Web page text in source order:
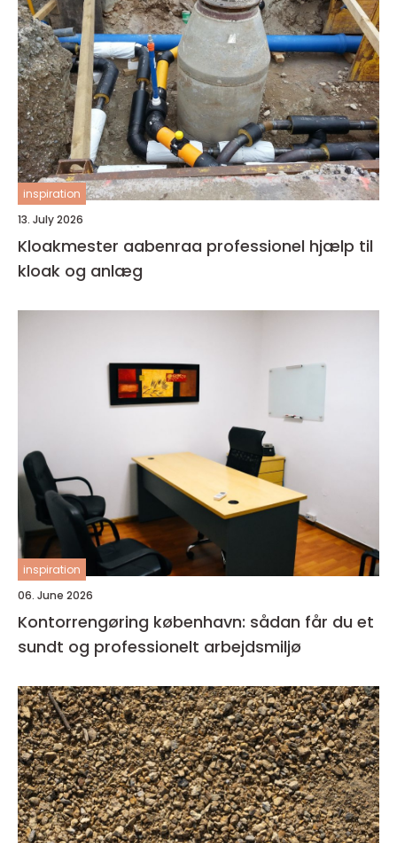
inspiration
13. July 2026
Kloakmester aabenraa professionel hjælp til
kloak og anlæg
inspiration
06. June 2026
Kontorrengøring københavn: sådan får du et
sundt og professionelt arbejdsmiljø